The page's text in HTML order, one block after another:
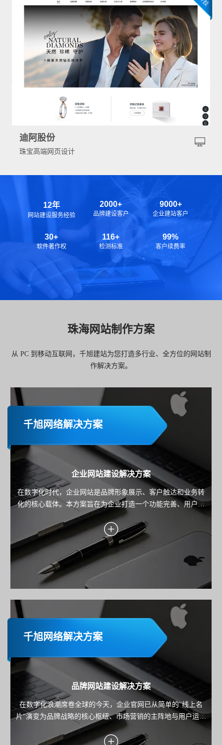
迪阿股份
珠宝高端网页设计
12年
网站建设服务经验
2000+
品牌建设客户
9000+
企业建站客户
30+
软件著作权
116+
检测标准
99%
客户续费率
珠海网站制作方案
从 PC 到移动互联网，千旭建站为您打造多行业、全方位的网站制
作解决方案。
千旭网络解决方案
企业网站建设解决方案
在数字化时代，企业网站是品牌形象展示、客户触达和业务转
化的核心载体。本方案旨在为企业打造一个功能完善、用户体
验优秀且具备市场竞争力的网站，助力企业实现品牌传播、用
户服务与业务增长的目标。
千旭网络解决方案
品牌网站建设解决方案
在数字化浪潮席卷全球的今天，企业官网已从简单的"线上名
片"演变为品牌战略的核心枢纽、市场营销的主阵地与用户运营
的关键载体。本方案旨在为企业规划并构建一个集品牌展示、
内容营销、线索转化与用户服务于一体的高端官方网站，确保